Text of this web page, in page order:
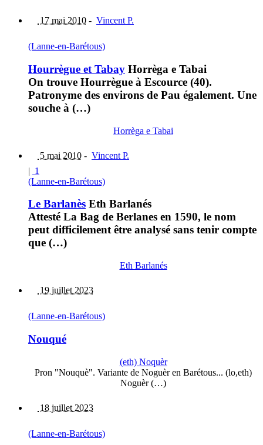
17 mai 2010 - Vincent P.
(Lanne-en-Barétous)
Hourrègue et Tabay Horrèga e Tabai
On trouve Hourrègue à Escource (40).
Patronyme des environs de Pau également. Une
souche à (…)
Horrèga e Tabai
5 mai 2010 - Vincent P.
| 1
(Lanne-en-Barétous)
Le Barlanès Eth Barlanés
Attesté La Bag de Berlanes en 1590, le nom
peut difficilement être analysé sans tenir compte
que (…)
Eth Barlanés
19 juillet 2023
(Lanne-en-Barétous)
Nouqué
(eth) Noquèr
Pron "Nouquè". Variante de Noguèr en Barétous... (lo,eth)
Noguèr (…)
18 juillet 2023
(Lanne-en-Barétous)